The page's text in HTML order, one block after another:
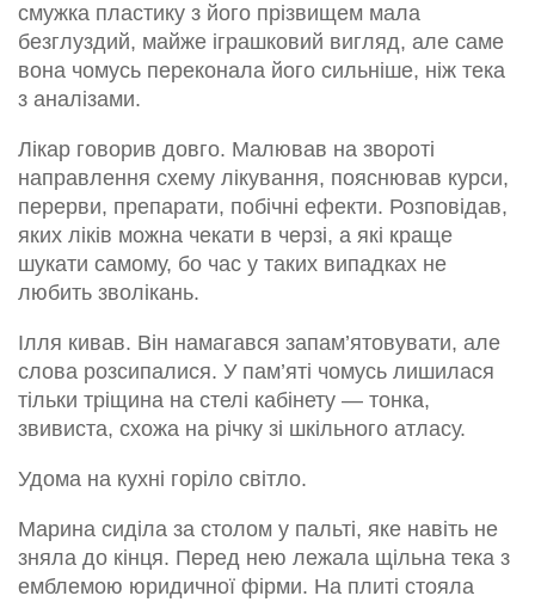
смужка пластику з його прізвищем мала
безглуздий, майже іграшковий вигляд, але саме
вона чомусь переконала його сильніше, ніж текa
з аналізами.
Лікар говорив довго. Малював на звороті
направлення схему лікування, пояснював курси,
перерви, препарати, побічні ефекти. Розповідав,
яких ліків можна чекати в черзі, а які краще
шукати самому, бо час у таких випадках не
любить зволікань.
Ілля кивав. Він намагався запам’ятовувати, але
слова розсипалися. У пам’яті чомусь лишилася
тільки тріщина на стелі кабінету — тонка,
звивиста, схожа на річку зі шкільного атласу.
Удома на кухні горіло світло.
Марина сиділа за столом у пальті, яке навіть не
зняла до кінця. Перед нею лежала щільна тека з
емблемою юридичної фірми. На плиті стояла